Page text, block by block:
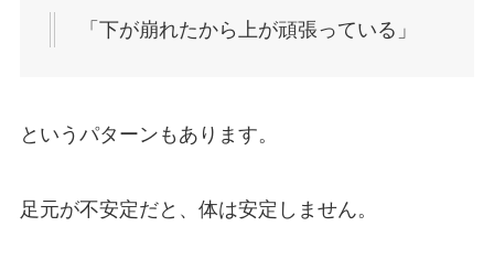
「下が崩れたから上が頑張っている」
というパターンもあります。
足元が不安定だと、体は安定しません。